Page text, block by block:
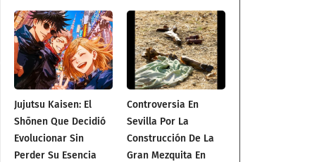
Jujutsu Kaisen: El
Shōnen Que Decidió
Evolucionar Sin
Perder Su Esencia
Controversia En
Sevilla Por La
Construcción De La
Gran Mezquita En